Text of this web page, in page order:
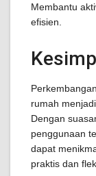
Membantu
efisien.
rumah
Dengan
penggunaan
dapat
praktis dan